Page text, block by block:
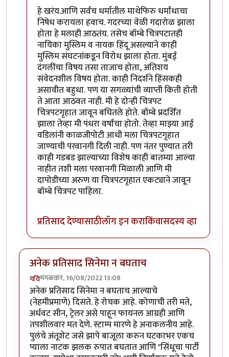
हे खरंय.आणि सर्वच धर्मातील माथेफिरु धर्मांधाचा
निषेध करायला हवाच. गदरच्या वेळी गदारोळ झाला
होता हे मलाही आठतंय. तसेच बॉम्बे चित्रपटातही
नायिका मुस्लिम व नायक हिंदू असल्याने काही
मुस्लिम संघटनांकडून विरोध झाला होता. मुंबई
दंगलींचा विषय तसा ताजाच होता, अतिशय
संवेदनशील विषय होता. काही निदर्शने हिंसकही
असावीत बहुधा. पण या सगळ्यांची व्याप्ती किती होती
ते आता आठवत नाही. मी हे दोन्ही चित्रपट
चित्रपटगृहात जावून बघितले होते. बॉम्बे प्रदर्शित
झाला तेव्हा मी पंधरा वर्षांचा होतो. तेव्हा माझ्या आई
वडिलांनी काळजीपोटी आधी मला चित्रपटगृहात
जाण्याची परवानगी दिली नाही. पण नंतर पुण्यात तरी
काही गडबड झाल्याच्या विशेष काही बातम्या आल्या
नाहीत तशी मला परवानगी मिळाली आणि मी
दापोडीच्या अरुण या चित्रपटगृहात एकट्याने जावून
बॉम्बे चित्रपट पाहिला.
प्रतिसाद देण्यासाठीलॉग इन कराकिंवासदस्य व्हा
अनेक प्रतिसाद सिनेमा न बघताच
गविमंगळवार, 16/08/2022 13:08
अनेक प्रतिसाद सिनेमा न बघताच आल्याचे
(नेहमीप्रमाणे) दिसते. हे रोचक आहे. कोणाची तरी मते,
अर्धवट सीन, ट्रेलर असे पाहून फायनल आग्रही आणि
तपशीलवार मत देणे. स्टाम्प मारणे हे अनाकलनीय आहे.
पुलंचे अंतूशेट जसे झापे बाजूला करुन घटकाभर एकच
प्याला नाटक झलक रुपात बघतात आणि "सिंधूचा पार्टी